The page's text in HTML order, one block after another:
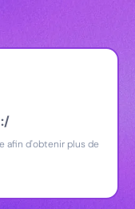
afin d'obtenir plus de